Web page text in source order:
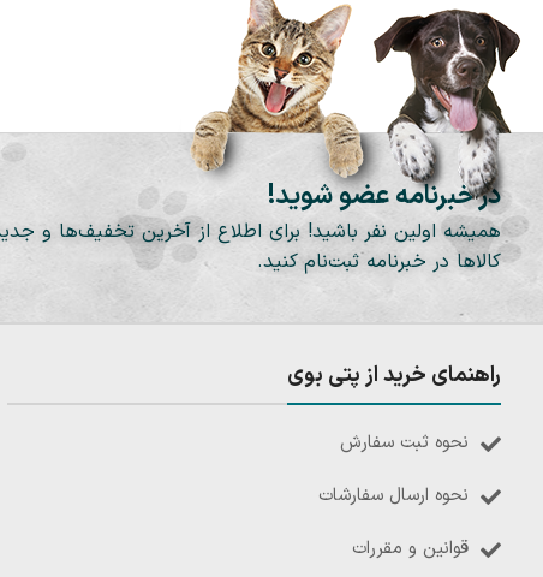
در خبرنامه عضو شوید!
همیشه اولین نفر باشید! برای اطلاع از آخرین تخفیف‌ها و
کالاها در خبرنامه ثبت‌نام کنید.
راهنمای خرید از پتی بوی
نحوه ثبت سفارش
نحوه ارسال سفارشات
قوانین و مقررات